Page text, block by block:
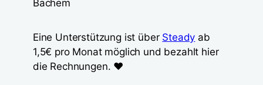
Bachem
Eine Unterstützung ist über Steady ab
1,5€ pro Monat möglich und bezahlt hier
die Rechnungen. ❤️